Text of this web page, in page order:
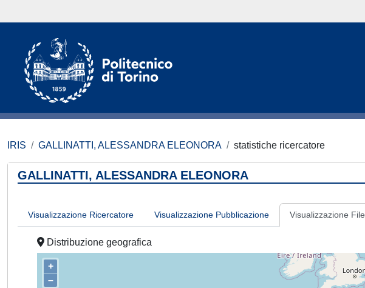
IRIS GALLINATTI, ALESSANDRA ELEONORA statistiche ricercatore
GALLINATTI, ALESSANDRA ELEONORA
Visualizzazione Ricercatore Visualizzazione Pubblicazione Visualizzazione File
Distribuzione geografica
+
–